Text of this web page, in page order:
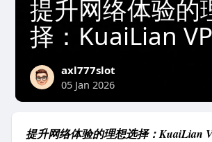
提升网络体验的
择：KuaiLian
axl777slot
05 Jan 2026
提升网络体验的理想选择：KuaiLian